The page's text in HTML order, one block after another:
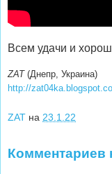
Всем удачи и
ZAT (Днепр, Украина)
http://
ZAT на 23.1.22
Комментариев